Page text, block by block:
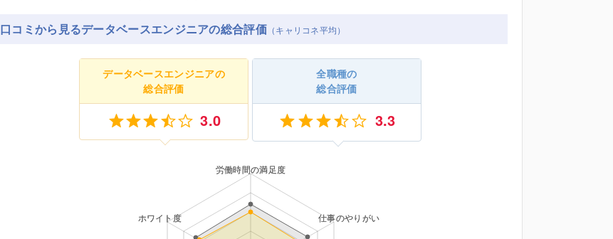
口コミから見るデータベースエンジニアの総合評価（キャリコネ平均）
データベースエンジニアの
総合評価
3.0
全職種の
総合評価
3.3